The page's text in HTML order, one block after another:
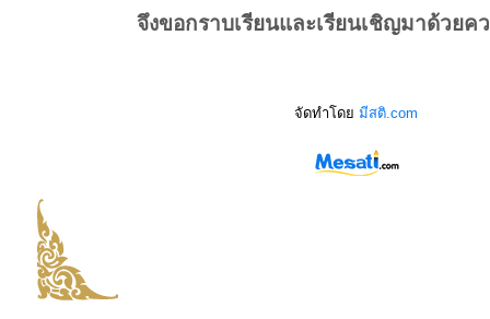
จึงขอกราบเรียนและเรียนเชิญมาด้วยค
จัดทำโดย มีสติ.com